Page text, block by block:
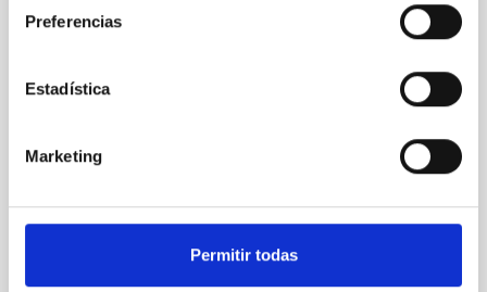
Preferencias
Estadística
Marketing
Permitir todas
galaxies
Aims. We aim to investigate the connection between
star formation histories (SFHs) and the inner dark
temporal distribution of star formation influence the
Methods. We homogeneously analysed
Sarrato-Alós, J. et al.